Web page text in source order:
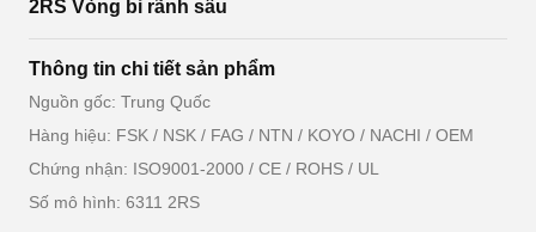
2RS Vòng bi rãnh sâu
Thông tin chi tiết sản phẩm
Nguồn gốc: Trung Quốc
Hàng hiệu: FSK / NSK / FAG / NTN / KOYO / NACHI / OEM
Chứng nhận: ISO9001-2000 / CE / ROHS / UL
Số mô hình: 6311 2RS